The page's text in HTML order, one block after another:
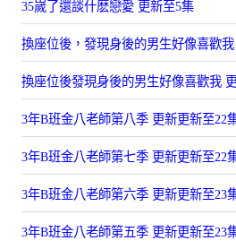
35嵗了還談什麽戀愛 更新至5集
換座位後，發現身後的男生好像喜歡
換座位後發現身後的男生好像喜歡我
3年B班金八老師第八季 更新更新至22
3年B班金八老師第七季 更新更新至22
3年B班金八老師第六季 更新更新至23
3年B班金八老師第五季 更新更新至23